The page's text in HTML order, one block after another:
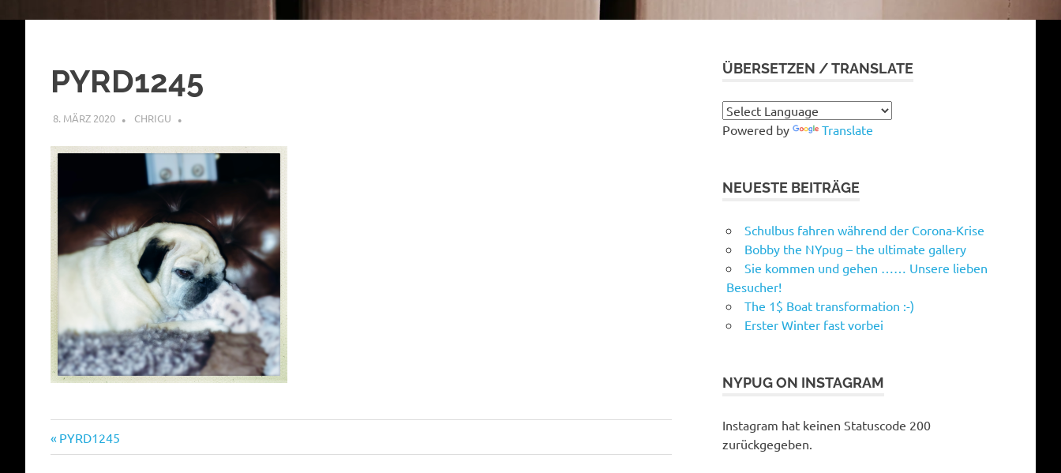
PYRD1245
8. MÄRZ 2020 CHRIGU
Beitragsnavigation
Vorheriger
Beitrag:
PYRD1245
ÜBERSETZEN / TRANSLATE
Powered by Translate
NEUESTE BEITRÄGE
Schulbus fahren während der Corona-Krise
Bobby the NYpug – the ultimate gallery
Sie kommen und gehen …… Unsere lieben
Besucher!
The 1$ Boat transformation :-)
Erster Winter fast vorbei
NYPUG ON INSTAGRAM
Instagram hat keinen Statuscode 200
zurückgegeben.